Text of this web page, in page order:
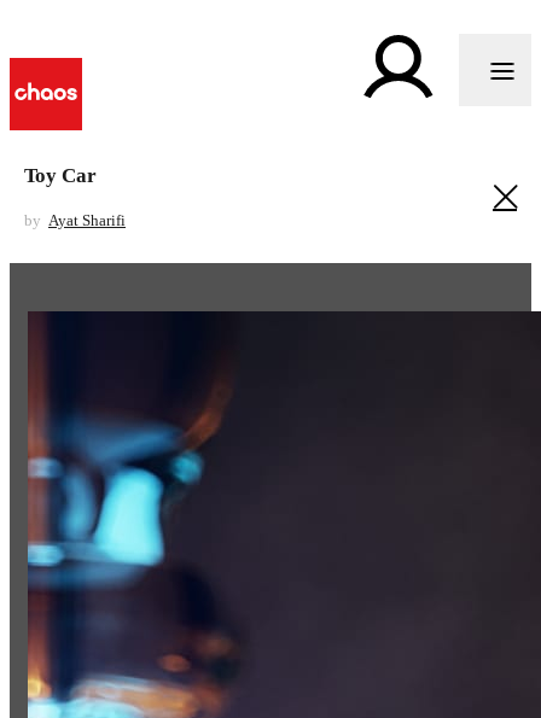
Toy Car
by Ayat Sharifi